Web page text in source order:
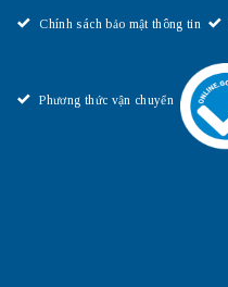
Chính sách bảo mật thông tin
Phương thức vận chuyển